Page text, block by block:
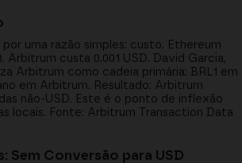
uma razão simples: custo. Ethereum
custa 0.001 USD. David Garcia,
Arbitrum como cadeia primária: BRL1 em
em Arbitrum. Resultado: Arbitrum
não-USD. Este é o ponto de inflexão
locais. Fonte: Arbitrum Transaction Data
Conversão para USD